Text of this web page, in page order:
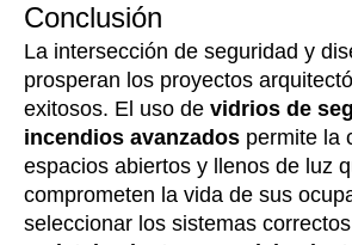
Conclusión
La intersección de seguridad y
prosperan los proyectos
exitosos. El uso de vidrios de
incendios avanzados permite la
espacios abiertos y llenos de luz
comprometen la vida de sus
seleccionar los sistemas correctos